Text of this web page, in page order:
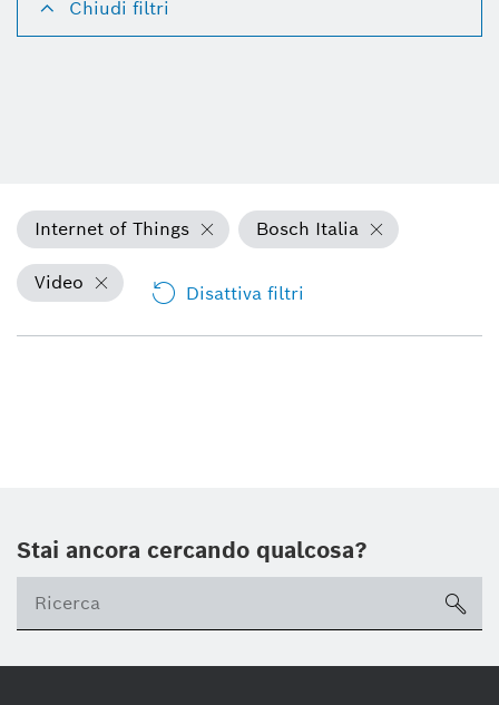
Chiudi filtri
Internet of Things Bosch Italia
Video Disattiva filtri
Stai ancora cercando qualcosa?